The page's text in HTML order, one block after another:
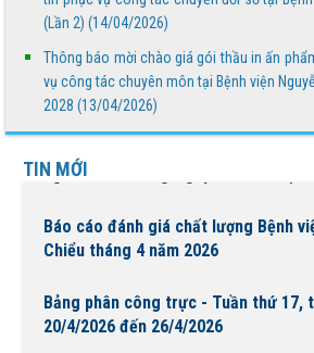
(Lần 2) (14/04/2026)
Thông báo mời chào giá gói thầu in ấn
vụ công tác chuyên môn tại Bệnh viện
2028 (13/04/2026)
TIN MỚI
THÔNG BÁO MỜI BÁO GIÁ
nghĩa chào mừng Ngày Quốc tế Hộ
Báo cáo đánh giá chất lượng Bệnh
Chiểu tháng 4 năm 2026
Bảng phân công trực - Tuần thứ 17,
20/4/2026 đến 26/4/2026